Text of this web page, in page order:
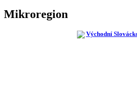
Mikroregion